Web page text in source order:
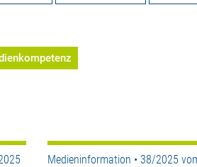
Medieninformation • 38/2025